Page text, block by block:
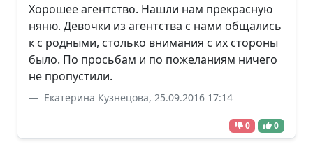
Хорошее агентство. Нашли нам прекрасную
няню. Девочки из агентства с нами общались
к с родными, столько внимания с их стороны
было. По просьбам и по пожеланиям ничего
не пропустили.
Екатерина Кузнецова, 25.09.2016 17:14
0 0